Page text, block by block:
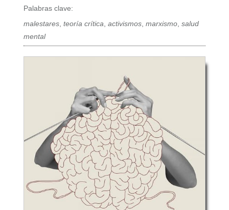
Palabras clave:
malestares,teoría crítica,activismos,marxismo,salud
mental